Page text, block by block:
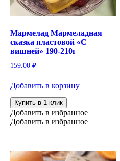
Мармелад Мармеладная
сказка пластовой «С
вишней» 190-210г
159.00 ₽
Добавить в корзину
Купить в 1 клик
Добавить в избранное
Добавить в избранное